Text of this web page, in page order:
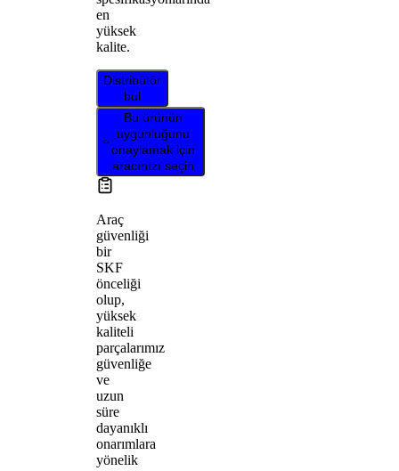
en
yüksek
kalite.
Distribütör
bul
Bu ürünün
uygunluğunu
onaylamak için
aracınızı seçin
Araç
güvenliği
bir
SKF
önceliği
olup,
yüksek
kaliteli
parçalarımız
güvenliğe
ve
uzun
süre
dayanıklı
onarımlara
yönelik